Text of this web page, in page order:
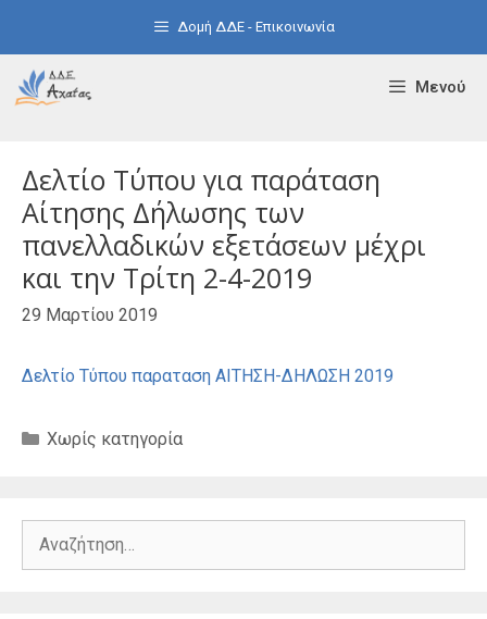
Δομή ΔΔΕ - Επικοινωνία
Μενού
Δελτίο Τύπου για παράταση
Αίτησης Δήλωσης των
πανελλαδικών εξετάσεων μέχρι
και την Τρίτη 2-4-2019
29 Μαρτίου 2019
Δελτίο Τύπου παραταση ΑΙΤΗΣΗ-ΔΗΛΩΣΗ 2019
Κατηγορίες
Χωρίς κατηγορία
Αναζήτηση